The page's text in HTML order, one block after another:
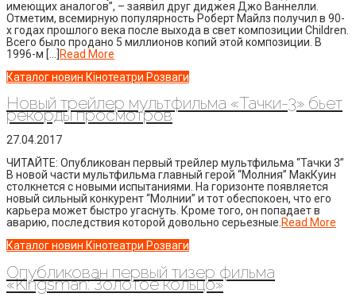
имеющих аналогов”, – заявил друг диджея Джо Ваннелли.
Отметим, всемирную популярность Роберт Майлз получил в 90-
х годах прошлого века после выхода в свет композиции Children.
Всего было продано 5 миллионов копий этой композиции. В
1996-м […]Read More
Каталог новин Кінотеатри Розваги
Новый трейлер мультфильма «Тачки-3» бьет
рекорды просмотров
27.04.2017
ЧИТАЙТЕ: Опубликован первый трейлер мультфильма “Тачки 3”
В новой части мультфильма главный герой “Молния” МакКуин
столкнется с новыми испытаниями. На горизонте появляется
новый сильный конкурент “Молнии” и тот обеспокоен, что его
карьера может быстро угаснуть. Кроме того, он попадает в
аварию, последствия которой довольно серьезные.Read More
Каталог новин Кінотеатри Розваги
Опубликован первый тизер фильма
«Kingsman: Золотое кольцо»